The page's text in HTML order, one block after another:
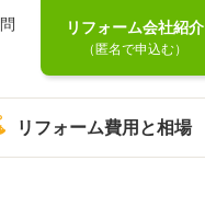
リフォーム会社紹介
（匿名で申込む）
リフォーム費用と相場